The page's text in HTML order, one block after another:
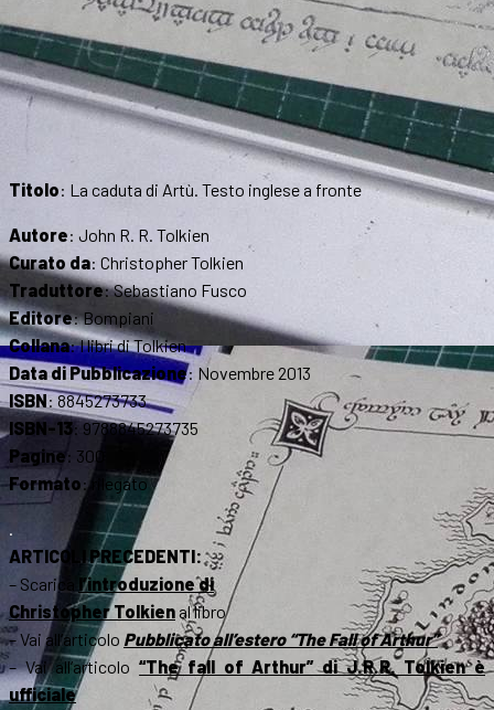
Titolo: La caduta di Artù. Testo inglese a fronte
Autore: John R. R. Tolkien
Curato da: Christopher Tolkien
Traduttore: Sebastiano Fusco
Editore: Bompiani
Collana: I libri di Tolkien
Data di Pubblicazione: Novembre 2013
ISBN: 8845273733
ISBN-13: 9788845273735
Pagine: 300
Formato: rilegato
.
ARTICOLI PRECEDENTI:
– Scarica
l’introduzione di
Christopher Tolkienal libro
– Vai all’articolo Pubblicato all’estero “The Fall of Arthur”
– Vai all’articolo“The fall of Arthur” di J.R.R. Tolkien è
ufficiale